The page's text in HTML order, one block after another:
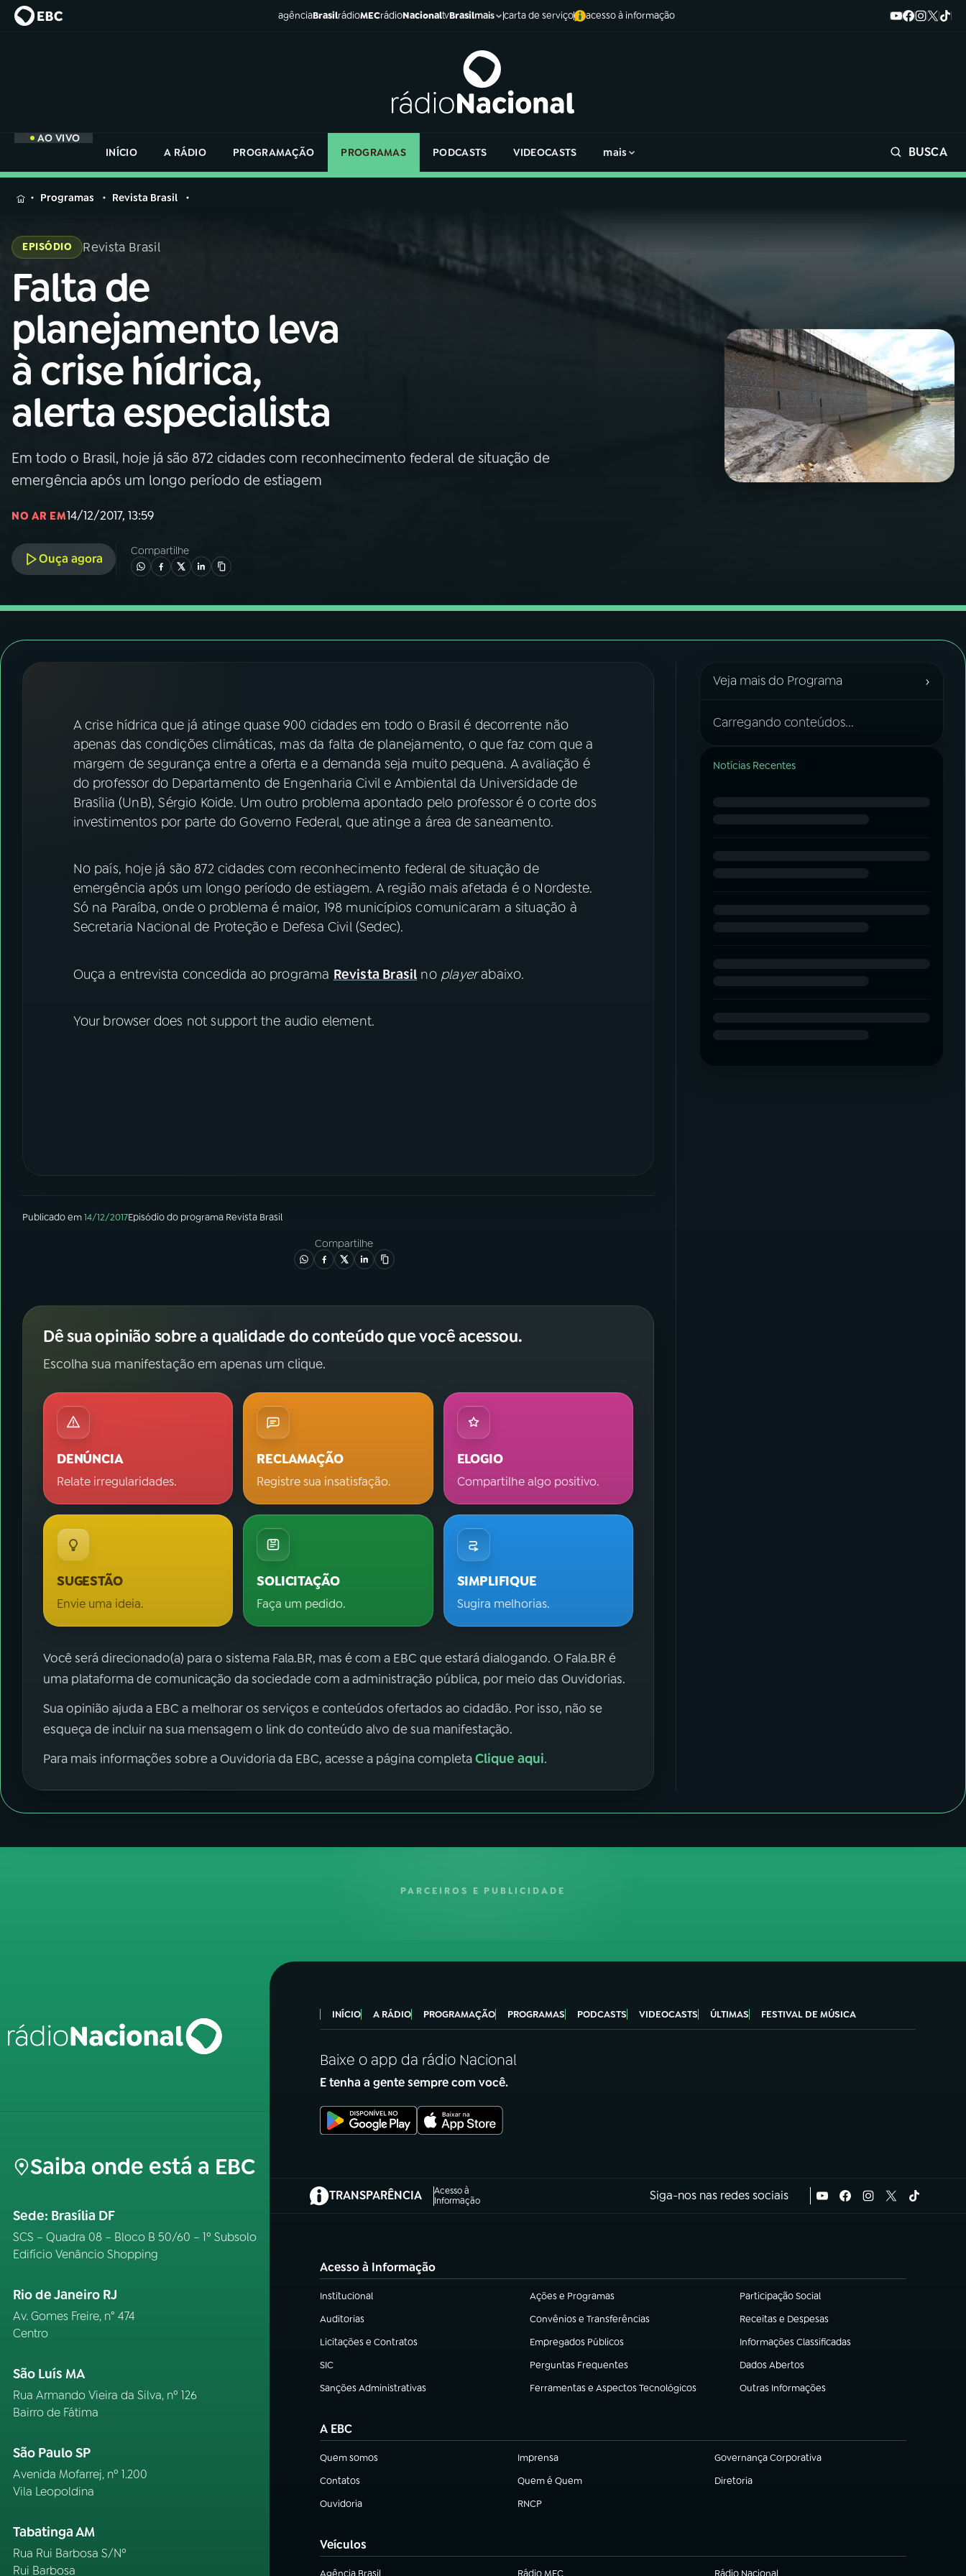
agênciaBrasilrádioMECrádioNacionaltvBrasilmais carta de serviço acesso à informação
AO VIVO
INÍCIO
A RÁDIO PROGRAMAÇÃO PROGRAMAS PODCASTS VIDEOCASTS mais BUSCA
MENU
Buscar
na
Rádio
Nacional
01INÍCIO
02A RÁDIO
03PROGRAMAÇÃO
ACOMPANHE A RÁDIO NACIONAL
YouTube Facebook
Instagram X
na
Rádio
Programas Revista Brasil
EPISÓDIO Revista Brasil
Falta de
planejamento leva
à crise hídrica,
alerta especialista
Em todo o Brasil, hoje já são 872 cidades com reconhecimento federal de situação de
emergência após um longo período de estiagem
NO AR EM14/12/2017, 13:59
Ouça agora
Compartilhe
A crise hídrica que já atinge quase 900 cidades em todo o Brasil é decorrente não
apenas das condições climáticas, mas da falta de planejamento, o que faz com que a
margem de segurança entre a oferta e a demanda seja muito pequena. A avaliação é
do professor do Departamento de Engenharia Civil e Ambiental da Universidade de
Brasília (UnB), Sérgio Koide. Um outro problema apontado pelo professor é o corte dos
investimentos por parte do Governo Federal, que atinge a área de saneamento.
No país, hoje já são 872 cidades com reconhecimento federal de situação de
emergência após um longo período de estiagem. A região mais afetada é o Nordeste.
Só na Paraíba, onde o problema é maior, 198 municípios comunicaram a situação à
Secretaria Nacional de Proteção e Defesa Civil (Sedec).
Ouça a entrevista concedida ao programa Revista Brasil no playerabaixo.
Your browser does not support the audio element.
Publicado em14/12/2017Episódiodo programa Revista Brasil
Compartilhe
Dê sua opinião sobre a qualidade do conteúdo que você acessou.
Escolha sua manifestação em apenas um clique.
DENÚNCIA
Relate irregularidades.
RECLAMAÇÃO
Registre sua insatisfação.
ELOGIO
Compartilhe algo positivo.
SUGESTÃO
Envie uma ideia.
SOLICITAÇÃO
Faça um pedido.
SIMPLIFIQUE
Sugira melhorias.
Você será direcionado(a) para o sistema Fala.BR, mas é com a EBC que estará dialogando. O Fala.BR é
uma plataforma de comunicação da sociedade com a administração pública, por meio das Ouvidorias.
Sua opinião ajuda a EBC a melhorar os serviços e conteúdos ofertados ao cidadão. Por isso, não se
esqueça de incluir na sua mensagem o link do conteúdo alvo de sua manifestação.
Para mais informações sobre a Ouvidoria da EBC, acesse a página completaClique aqui.
Veja mais do Programa ›
Carregando conteúdos...
Notícias Recentes
PARCEIROS E PUBLICIDADE
Saiba onde está a EBC
Sede: Brasília DF
SCS – Quadra 08 – Bloco B 50/60 – 1º Subsolo
Edifício Venâncio Shopping
Rio de Janeiro RJ
Av. Gomes Freire, n° 474
Centro
São Luís MA
Rua Armando Vieira da Silva, nº 126
Bairro de Fátima
São Paulo SP
Avenida Mofarrej, nº 1.200
Vila Leopoldina
Tabatinga AM
Rua Rui Barbosa S/Nº
Rui Barbosa
INÍCIO A RÁDIO PROGRAMAÇÃO PROGRAMAS PODCASTS VIDEOCASTS ÚLTIMAS FESTIVAL DE MÚSICA
Baixe o app da rádio Nacional
E tenha a gente sempre com você.
TRANSPARÊNCIA
Acesso à
Informação
(abre em nova aba) Siga-nos nas redes sociais
Acesso à Informação
Institucional
(abre em nova aba) Ações e Programas
(abre em nova aba) Participação Social
(abre em nova aba)
Auditorias
(abre em nova aba) Convênios e Transferências
(abre em nova aba) Receitas e Despesas
(abre em nova aba)
Licitações e Contratos
(abre em nova aba) Empregados Públicos
(abre em nova aba) Informações Classificadas
(abre em nova aba)
SIC
(abre em nova aba) Perguntas Frequentes
(abre em nova aba) Dados Abertos
(abre em nova aba)
Sanções Administrativas
(abre em nova aba) Ferramentas e Aspectos Tecnológicos
(abre em nova aba) Outras Informações
(abre em nova aba)
A EBC
Quem somos
(abre em nova aba) Imprensa
(abre em nova aba) Governança Corporativa
(abre em nova aba)
Contatos
(abre em nova aba) Quem é Quem
(abre em nova aba) Diretoria
(abre em nova aba)
Ouvidoria
(abre em nova aba) RNCP
(abre em nova aba)
Veículos
Agência Brasil Rádio MEC Rádio Nacional